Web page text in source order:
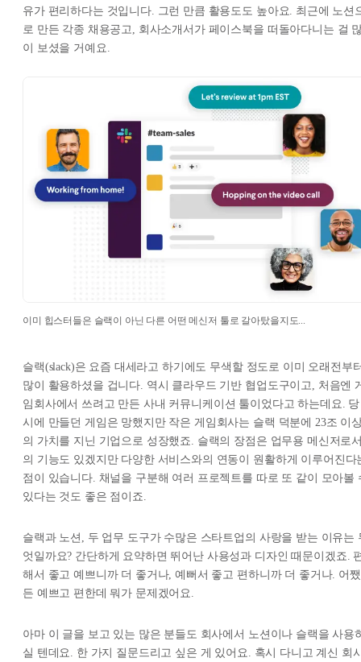
유가 편리하다는 것입니다. 그런 만큼 활용도도 높아요. 최근에 노션
로 만든 각종 채용공고, 회사소개서가 페이스북을 떠돌아다니는 걸
이 보셨을 거예요.
이미 힙스터들은 슬랙이 아닌 다른 어떤 메신저 툴로 갈아탔을지도...
슬랙(slack)은 요즘 대세라고 하기에도 무색할 정도로 이미 오래전부
많이 활용하셨을 겁니다. 역시 클라우드 기반 협업도구이고, 처음엔
임회사에서 쓰려고 만든 사내 커뮤니케이션 툴이었다고 하는데요. 당
시에 만들던 게임은 망했지만 작은 게임회사는 슬랙 덕분에 23조 이
의 가치를 지닌 기업으로 성장했죠. 슬랙의 장점은 업무용 메신저로
의 기능도 있겠지만 다양한 서비스와의 연동이 원활하게 이루어진다
점이 있습니다. 채널을 구분해 여러 프로젝트를 따로 또 같이 모아볼
있다는 것도 좋은 점이죠.
슬랙과 노션, 두 업무 도구가 수많은 스타트업의 사랑을 받는 이유는
엇일까요? 간단하게 요약하면 뛰어난 사용성과 디자인 때문이겠죠.
해서 좋고 예쁘니까 더 좋거나, 예뻐서 좋고 편하니까 더 좋거나. 어쨌
든 예쁘고 편한데 뭐가 문제겠어요.
아마 이 글을 보고 있는 많은 분들도 회사에서 노션이나 슬랙을 사용
실 텐데요. 한 가지 질문드리고 싶은 게 있어요. 혹시 다니고 계신 회